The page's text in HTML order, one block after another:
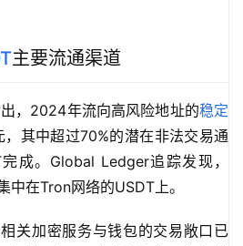
主要流通渠道
，2024年流向高风险地址的稳定
其中超过70%的潜在非法交易通
成。Global Ledger追踪发现，
中在Tron网络的USDT上。
关加密服务与钱包的交易敞口已